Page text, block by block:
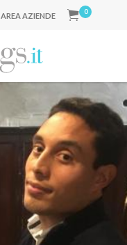
AREA AZIENDE 0